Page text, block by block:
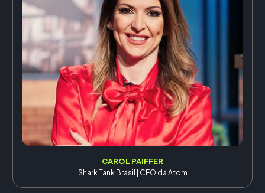
CAROL PAIFFER
Shark Tank Brasil | CEO da Atom